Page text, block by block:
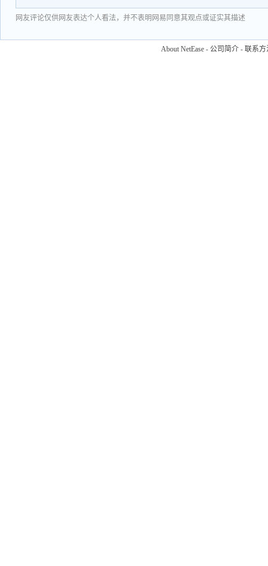
网友评论仅供网友表达个人看法，并不表明网易同意其观点或证实其描述
About NetEase - 公司简介 - 联系方